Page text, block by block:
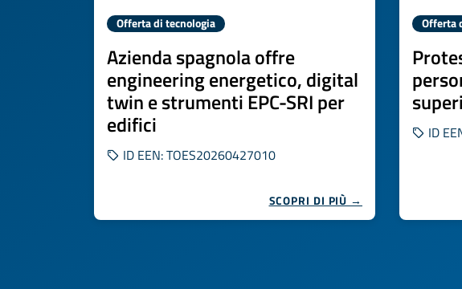
Offerta di tecnologia
Azienda spagnola offre
engineering energetico, digital
twin e strumenti EPC-SRI per
edifici
ID EEN: TOES20260427010
SCOPRI DI PIÙ →
Offerta
ID